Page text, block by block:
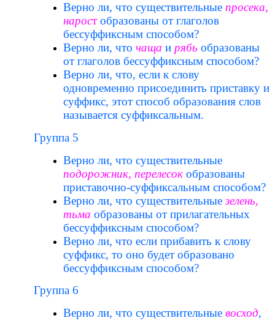
Верно ли, что существительныепросека,
нарост образованы от глаголов
бессуффиксным способом?
Верно ли, чточаща ирябь образованы
от глаголов бессуффиксным способом?
Верно ли, что, если к слову
одновременно присоединить приставку и
суффикс, этот способ образования слов
называется суффиксальным.
Группа 5
Верно ли, что существительные
подорожник, перелесок образованы
приставочно-суффиксальным способом?
Верно ли, что существительныезелень,
тьма образованы от прилагательных
бессуффиксным способом?
Верно ли, что если прибавить к слову
суффикс, то оно будет образовано
бессуффиксным способом?
Группа 6
Верно ли, что существительныевосход,